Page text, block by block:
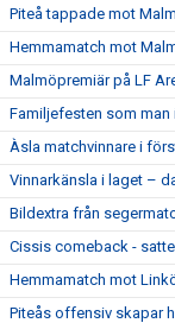
Piteå tappade mot
Hemmamatch mot
Malmöpremiär på LF
Familjefesten som man
Àsla matchvinnare i
Vinnarkänsla i laget –
Bildextra från
Cissis comeback -
Hemmamatch mot
Piteås offensiv skapar